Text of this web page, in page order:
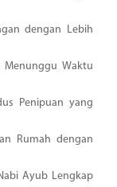
dengan Lebih
Menunggu Waktu
Penipuan yang
Rumah dengan
Ayub Lengkap